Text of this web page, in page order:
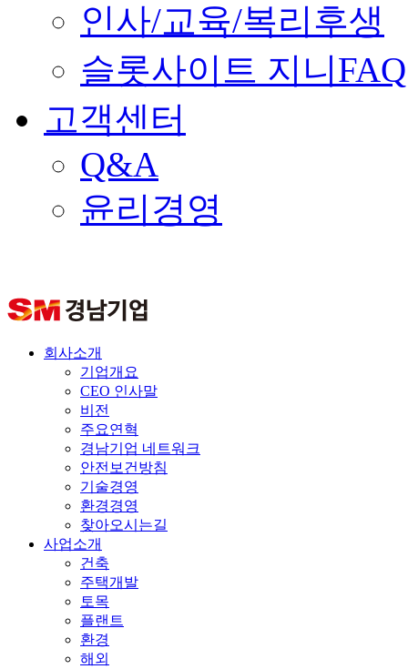
인사/교육/복리후생
슬롯사이트 지니FAQ
고객센터
Q&A
윤리경영
회사소개
기업개요
CEO 인사말
비전
주요연혁
경남기업 네트워크
안전보건방침
기술경영
환경경영
찾아오시는길
사업소개
건축
주택개발
토목
플랜트
환경
해외